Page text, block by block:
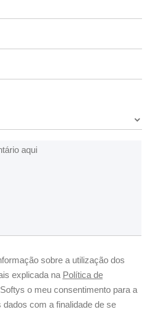
aqui
sobre a utilização dos
explicada na Política de
o meu consentimento para a
com a finalidade de se